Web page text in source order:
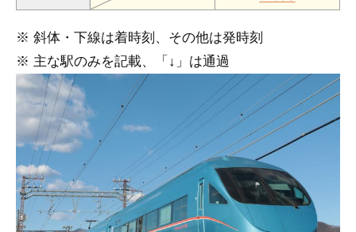
※ 斜体・下線は着時刻、その他は発時刻
※ 主な駅のみを記載、「↓」は通過